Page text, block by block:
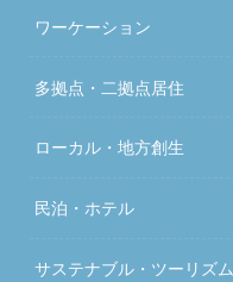
ワーケーション
多拠点・二拠点居住
ローカル・地方創生
民泊・ホテル
サステナブル・ツーリズム